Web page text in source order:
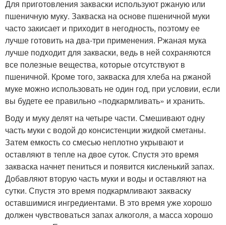
Для приготовления закваски используют ржаную или
пшеничную муку. Закваска на основе пшеничной муки
часто закисает и приходит в негодность, поэтому ее
лучше готовить на два-три применения. Ржаная мука
лучше подходит для закваски, ведь в ней сохраняются
все полезные вещества, которые отсутствуют в
пшеничной. Кроме того, закваска для хлеба на ржаной
муке можно использовать не один год, при условии, если
вы будете ее правильно «подкармливать» и хранить.
Воду и муку делят на четыре части. Смешивают одну
часть муки с водой до консистенции жидкой сметаны.
Затем емкость со смесью неплотно укрывают и
оставляют в тепле на двое суток. Спустя это время
закваска начнет пениться и появится кисленький запах.
Добавляют вторую часть муки и воды и оставляют на
сутки. Спустя это время подкармливают закваску
оставшимися ингредиентами. В это время уже хорошо
должен чувствоваться запах алкоголя, а масса хорошо